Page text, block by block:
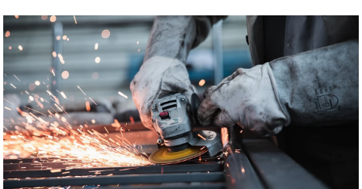
La facturación de la industria española desciende un 8% y pone fin
a su racha de cifras positivas |
Pixabay
Juan Pérez
Publicado:22 de junio de 2023, 06:04